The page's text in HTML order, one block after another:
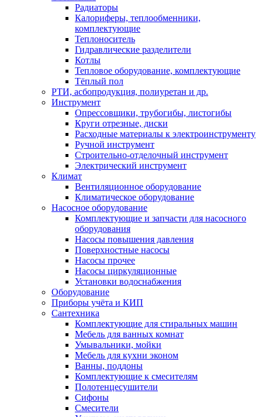
Радиаторы
Калориферы, теплообменники,
комплектующие
Теплоноситель
Гидравлические разделители
Котлы
Тепловое оборудование, комплектующие
Тёплый пол
РТИ, асбопродукция, полиуретан и др.
Инструмент
Опрессовщики, трубогибы, листогибы
Круги отрезные, диски
Расходные материалы к электроинструменту
Ручной инструмент
Строительно-отделочный инструмент
Электрический инструмент
Климат
Вентиляционное оборудование
Климатическое оборудование
Насосное оборудование
Комплектующие и запчасти для насосного
оборудования
Насосы повышения давления
Поверхностные насосы
Насосы прочее
Насосы циркуляционные
Установки водоснабжения
Оборудование
Приборы учёта и КИП
Сантехника
Комплектующие для стиральных машин
Мебель для ванных комнат
Умывальники, мойки
Мебель для кухни эконом
Ванны, поддоны
Комплектующие к смесителям
Полотенцесушители
Сифоны
Смесители